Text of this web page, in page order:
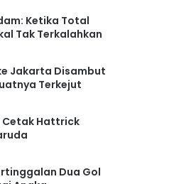
Ketika Total
Tak Terkalahkan
Jakarta Disambut
Terkejut
Cetak Hattrick
Dua Gol